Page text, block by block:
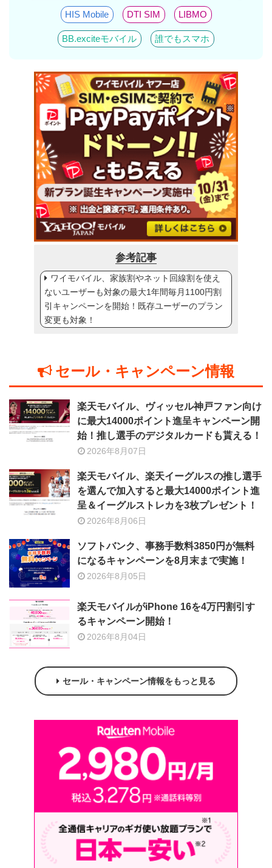
HIS Mobile DTI SIM LIBMO
BB.exciteモバイル 誰でもスマホ
参考記事
ワイモバイル、家族割やネット回線割を使え
ないユーザーも対象の最大1年間毎月1100円割
引キャンペーンを開始！既存ユーザーのプラン
変更も対象！
セール・キャンペーン情報
楽天モバイル、ヴィッセル神戸ファン向け
に最大14000ポイント進呈キャンペーン開
始！推し選手のデジタルカードも貰える！
2026年8月07日
楽天モバイル、楽天イーグルスの推し選手
を選んで加入すると最大14000ポイント進
呈＆イーグルストレカを3枚プレゼント！
2026年8月06日
ソフトバンク、事務手数料3850円が無料
になるキャンペーンを8月末まで実施！
2026年8月05日
楽天モバイルがiPhone 16を4万円割引す
るキャンペーン開始！
2026年8月04日
セール・キャンペーン情報をもっと見る